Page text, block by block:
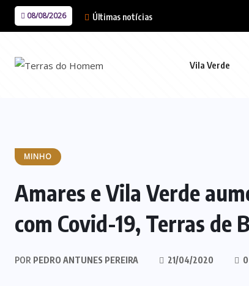
08/08/2026 Últimas notícias
Vila Verde
MINHO
Amares e Vila Verde
com Covid-19, Terras de
POR PEDRO ANTUNES PEREIRA 21/04/2020